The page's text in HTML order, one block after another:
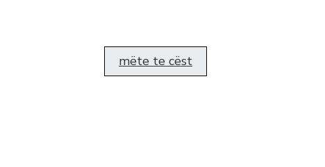
mëte te cëst